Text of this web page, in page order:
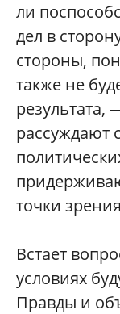
ли
дел в
стороны,
также не
рассуждают
точки
Встает
условиях
Правды и